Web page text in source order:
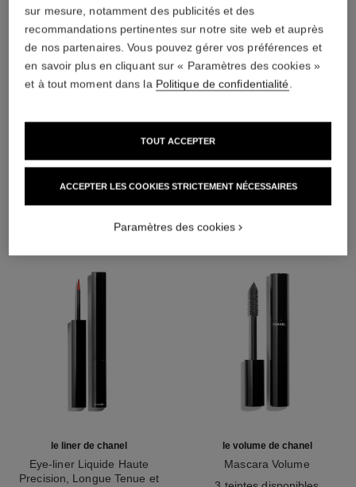
L'ACCORD PARFAIT
le liner de chanel
Eye-liner Liquide Haute
Precision, Longue Tenue et
le volume de chanel
Mascara Volume
sur mesure, notamment des publicités et des
recommandations pertinentes sur notre site web et auprès
de nos partenaires. Vous pouvez gérer vos préférences et
en savoir plus en cliquant sur « Paramètres des cookies »
et à tout moment dans la Politique de confidentialité.
ACCEPTER LES COOKIES STRICTEMENT NÉCESSAIRES
TOUT ACCEPTER
Paramètres des cookies